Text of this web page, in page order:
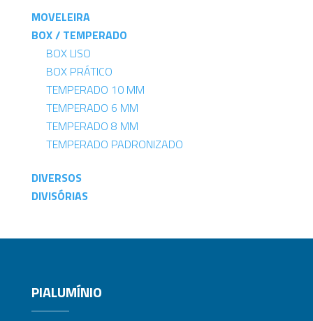
MOVELEIRA
BOX / TEMPERADO
BOX LISO
BOX PRÁTICO
TEMPERADO 10 MM
TEMPERADO 6 MM
TEMPERADO 8 MM
TEMPERADO PADRONIZADO
DIVERSOS
DIVISÓRIAS
PIALUMÍNIO